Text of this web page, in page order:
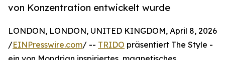
von Konzentration entwickelt wurde
LONDON, LONDON, UNITED KINGDOM, April 8, 2026
/EINPresswire.com/ -- TRIDO präsentiert The Style -